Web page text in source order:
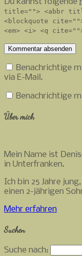
title=""> <abbr
<blockquote
<em> <i> <q
Benachrichtige
via E-Mail.
Benachrichtige
Über mich
Mein Name ist
in Unterfranken.
Ich bin 25 Jahre
einen 2-jährigen
Mehr erfahren
Suchen
Suche nach: